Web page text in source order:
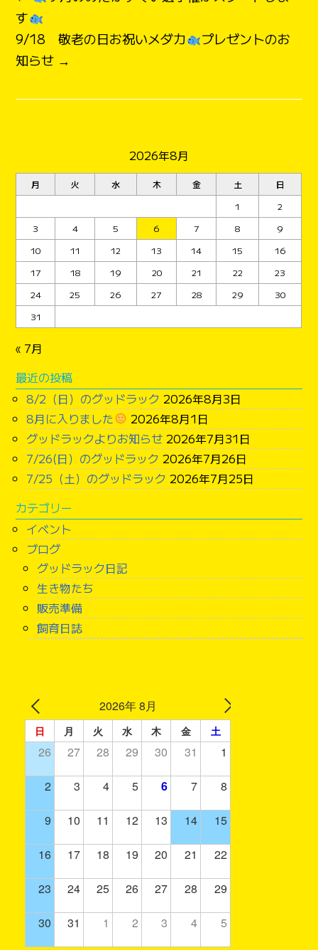
す
9/18 敬老の日お祝いメダカ
プレゼントのお
知らせ →
2026年8月
月 火 水 木 金 土
日
1
2
3
4 5 6 7 8
9
10
11 12 13 14 15
16
17
18 19 20 21 22
23
24
25 26 27 28 29
30
31
« 7月
最近の投稿
8/2（日）のグッドラック 2026年8月3日
8月に入りました
2026年8月1日
グッドラックよりお知らせ 2026年7月31日
7/26(日）のグッドラック 2026年7月26日
7/25（土）のグッドラック 2026年7月25日
カテゴリー
イベント
ブログ
グッドラック日記
生き物たち
販売準備
飼育日誌
2026年 8月
日 月 火 水 木 金 土
26 27 28 29 30 31 1
2 3 4 5 6 7 8
9 10 11 12 13 14 15
16 17 18 19 20 21 22
23 24 25 26 27 28 29
30 31 1 2 3 4 5